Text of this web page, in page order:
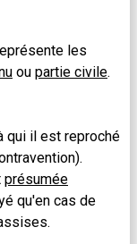
les
ou partie civile.
qui il est reproché
présumée
qu'en cas de